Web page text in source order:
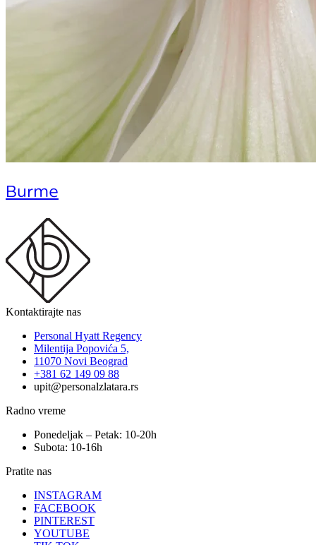
Burme
Kontaktirajte nas
Personal Hyatt Regency
Milentija Popovića 5,
11070 Novi Beograd
+381 62 149 09 88
upit@personalzlatara.rs
Radno vreme
Ponedeljak – Petak: 10-20h
Subota: 10-16h
Pratite nas
INSTAGRAM
FACEBOOK
PINTEREST
YOUTUBE